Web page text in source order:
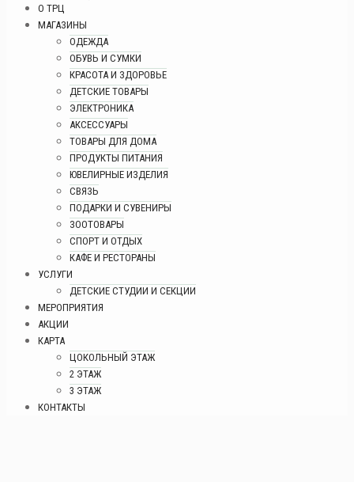
О ТРЦ
МАГАЗИНЫ
ОДЕЖДА
ОБУВЬ И СУМКИ
КРАСОТА И ЗДОРОВЬЕ
ДЕТСКИЕ ТОВАРЫ
ЭЛЕКТРОНИКА
АКСЕССУАРЫ
ТОВАРЫ ДЛЯ ДОМА
ПРОДУКТЫ ПИТАНИЯ
ЮВЕЛИРНЫЕ ИЗДЕЛИЯ
СВЯЗЬ
ПОДАРКИ И СУВЕНИРЫ
ЗООТОВАРЫ
СПОРТ И ОТДЫХ
КАФЕ И РЕСТОРАНЫ
УСЛУГИ
ДЕТСКИЕ СТУДИИ И СЕКЦИИ
МЕРОПРИЯТИЯ
АКЦИИ
КАРТА
ЦОКОЛЬНЫЙ ЭТАЖ
2 ЭТАЖ
3 ЭТАЖ
КОНТАКТЫ